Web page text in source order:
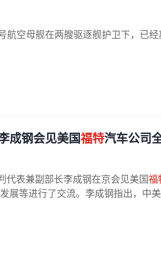
航空母舰在两艘驱逐舰护卫下，已
成钢会见美国福特汽车公司
代表兼副部长李成钢在京会见美国福
展等进行了交流。李成钢指出，中